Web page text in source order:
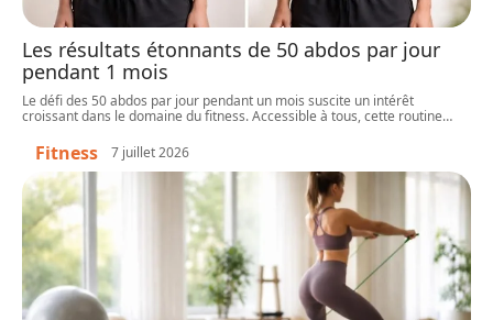
Les résultats étonnants de 50 abdos par jour
pendant 1 mois
Le défi des 50 abdos par jour pendant un mois suscite un intérêt
croissant dans le domaine du fitness. Accessible à tous, cette routine…
Fitness 7 juillet 2026